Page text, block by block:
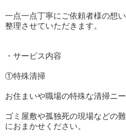
一点一点丁寧にご依頼者様の想
整理させていただきます。
・サービス内容
①特殊清掃
お住まいや職場の特殊な清掃ニ
ゴミ屋敷や孤独死の現場などの
におまかせください。